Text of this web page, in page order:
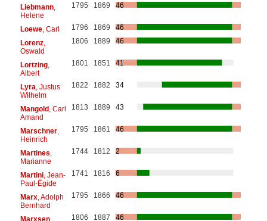
Liebmann,
Helene
1795 1869 46
Loewe, Carl 1796 1869
46
Lorenz,
Oswald
1806 1889 46
Lortzing,
Albert
1801 1851 41
Lyra , Justus
Wilhelm
1822 1882 34
Mangold, Carl
Amand
1813 1889 43
Marschner,
Heinrich
1795 1861 46
Martines
Marianne
1744 1812 2
Martini, Jean-
Paul-Égide
1741 1816 6
Marx, Adolph
Bernhard
1795 1866 46
Marxsen,
1806 1887 46